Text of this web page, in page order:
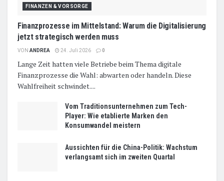
FINANZEN & VORSORGE
Finanzprozesse im Mittelstand: Warum die Digitalisierung
jetzt strategisch werden muss
VON ANDREA 24. Juli 2026 0
Lange Zeit hatten viele Betriebe beim Thema digitale
Finanzprozesse die Wahl: abwarten oder handeln. Diese
Wahlfreiheit schwindet....
Vom Traditionsunternehmen zum Tech-
Player: Wie etablierte Marken den
Konsumwandel meistern
Aussichten für die China-Politik: Wachstum
verlangsamt sich im zweiten Quartal